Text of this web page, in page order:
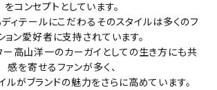
をコンセプトとしています。
ィテールにこだわるそのスタイルは多くのフ
ョン愛好者に支持されています。
ー高山洋一のカーガイとしての生き方にも共
感を寄せるファンが多く、
ルがブランドの魅力をさらに高めています。